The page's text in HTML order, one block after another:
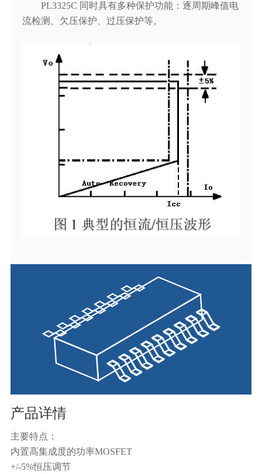
PL3325C 同时具有多种保护功能：逐周期峰值电
流检测、欠压保护、过压保护等。
产品详情
主要特点：
内置高集成度的功率MOSFET
+/-5%恒压调节